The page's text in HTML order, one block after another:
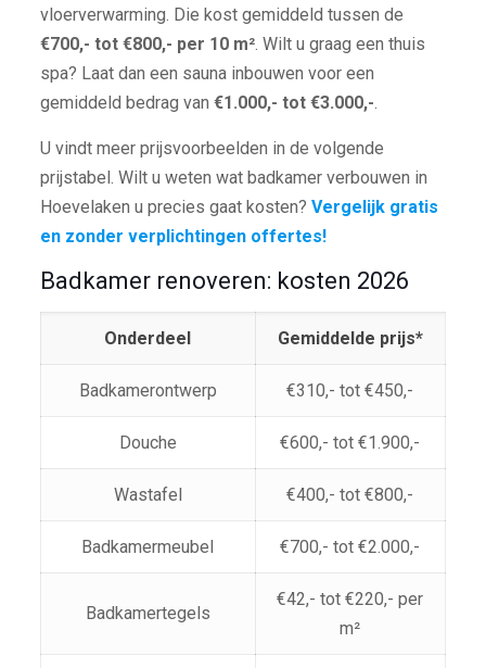
vloerverwarming. Die kost gemiddeld tussen de
€700,- tot €800,- per 10 m². Wilt u graag een thuis
spa? Laat dan een sauna inbouwen voor een
gemiddeld bedrag van €1.000,- tot €3.000,-.
U vindt meer prijsvoorbeelden in de volgende
prijstabel. Wilt u weten wat badkamer verbouwen in
Hoevelaken u precies gaat kosten? Vergelijk gratis
en zonder verplichtingen offertes!
Badkamer renoveren: kosten 2026
Onderdeel Gemiddelde prijs*
Badkamerontwerp €310,- tot €450,-
Douche €600,- tot €1.900,-
Wastafel €400,- tot €800,-
Badkamermeubel €700,- tot €2.000,-
Badkamertegels
€42,- tot €220,- per
m²